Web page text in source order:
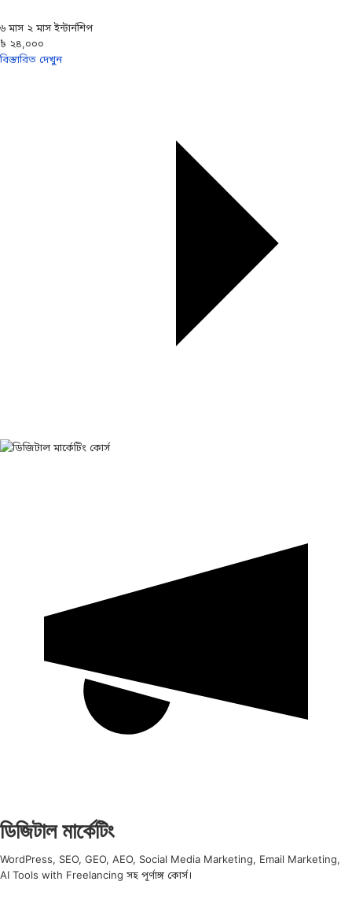
৬ মাস ২ মাস ইন্টার্নশিপ
৳ ২৪,০০০
বিস্তারিত দেখুন
ডিজিটাল মার্কেটিং
WordPress, SEO, GEO, AEO, Social Media Marketing, Email Marketing,
AI Tools with Freelancing সহ পূর্ণাঙ্গ কোর্স।